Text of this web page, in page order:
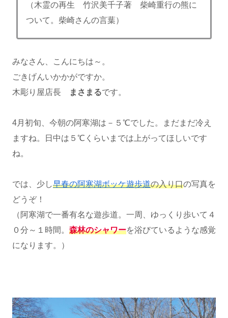
（木霊の再生 竹沢美千子著 柴崎重行の熊に
ついて。柴崎さんの言葉）
みなさん、こんにちは～。
ごきげんいかかがですか。
木彫り屋店長
まさまるです。
4月初旬、今朝の阿寒湖は－５℃でした。まだまだ冷え
ますね。日中は５℃くらいまでは上がってほしいです
ね。
では、少し早春の阿寒湖ボッケ遊歩道の入り口の写真を
どうぞ！
（阿寒湖で一番有名な遊歩道。一周、ゆっくり歩いて４
０分～１時間。 森林のシャワーを浴びているような感覚
になります。）